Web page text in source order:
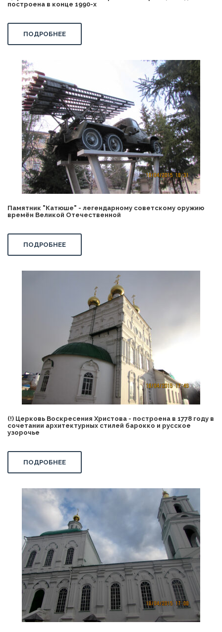
построена в конце 1990-х
ПОДРОБНЕЕ
Памятник "Катюше" - легендарному советскому оружию
времён Великой Отечественной
ПОДРОБНЕЕ
(!) Церковь Воскресения Христова - построена в 1778 году в
сочетании архитектурных стилей барокко и русское
узорочье
ПОДРОБНЕЕ